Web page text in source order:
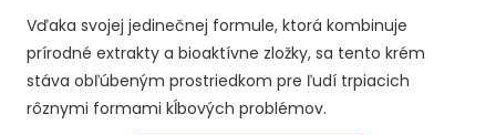
Vďaka svojej jedinečnej formule, ktorá kombinuje
prírodné extrakty a bioaktívne zložky, sa tento krém
stáva obľúbeným prostriedkom pre ľudí trpiacich
rôznymi formami kĺbových problémov.